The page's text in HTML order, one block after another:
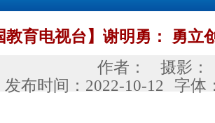
教育电视台】谢明勇：勇立
作者：
摄影：
发布时间： 2022-10-12 字体